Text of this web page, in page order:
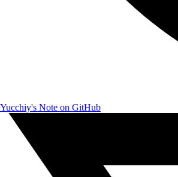
Yucchiy's Note on GitHub